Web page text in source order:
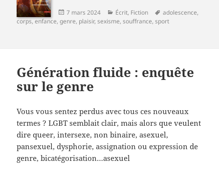
Publié
le
7 mars 2024 Catégories
Écrit, Fiction
Mots-
clés
adolescence,
corps,enfance,genre, plaisir,sexisme,souffrance,sport
Génération fluide : enquête
sur le genre
Vous vous sentez perdus avec tous ces nouveaux
termes ? LGBT semblait clair, mais alors que veulent
dire queer, intersexe, non binaire, asexuel,
pansexuel, dysphorie, assignation ou expression de
genre, bicatégorisation…asexuel